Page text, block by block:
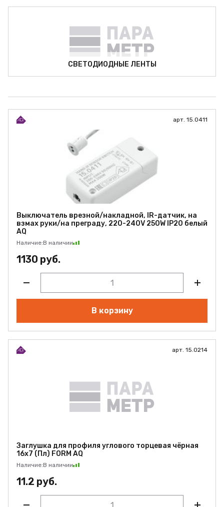
СВЕТОДИОДНЫЕ ЛЕНТЫ
арт. 15.0411
Выключатель врезной/накладной, IR-датчик, на
взмах руки/на преграду, 220-240V 250W IP20 белый
AQ
Наличие:В наличии
1130 руб.
В корзину
арт. 15.0214
Заглушка для профиля углового торцевая чёрная
16х7 (Пл) FORM AQ
Наличие:В наличии
11.2 руб.